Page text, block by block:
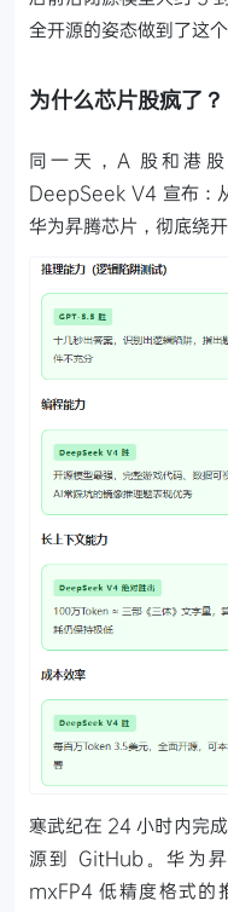
全开源的姿态做到了这个
为什么芯片股疯了？
同一天，A 股和港
DeepSeek V4 宣布：
华为昇腾芯片，彻底绕开
寒武纪在 24 小时内完
源到 GitHub。华为
mxFP4 低精度格式的